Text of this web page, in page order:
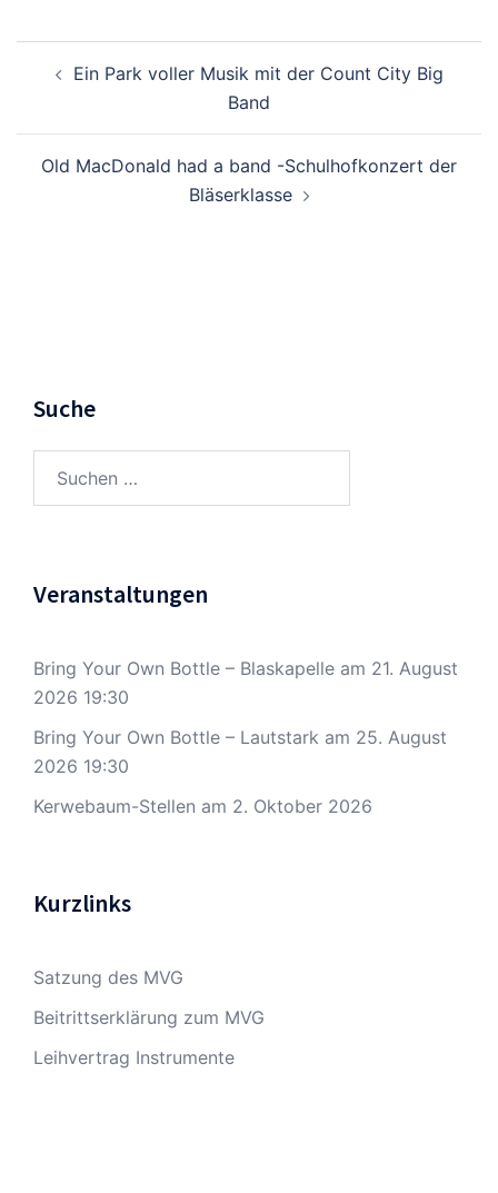
Ein Park voller Musik mit der Count City Big
Band
Old MacDonald had a band -Schulhofkonzert der
Bläserklasse
Suche
nach:
Veranstaltungen
Bring Your Own Bottle – Blaskapelle am 21. August
2026 19:30
Bring Your Own Bottle – Lautstark am 25. August
2026 19:30
Kerwebaum-Stellen am 2. Oktober 2026
Kurzlinks
Satzung des MVG
Beitrittserklärung zum MVG
Leihvertrag Instrumente